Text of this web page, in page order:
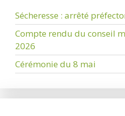
Sécheresse : arrêté
Compte rendu du conseil
2026
Cérémonie du 8 mai